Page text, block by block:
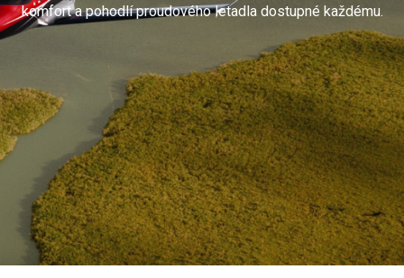
komfort a pohodlí proudového letadla dostupné každému.